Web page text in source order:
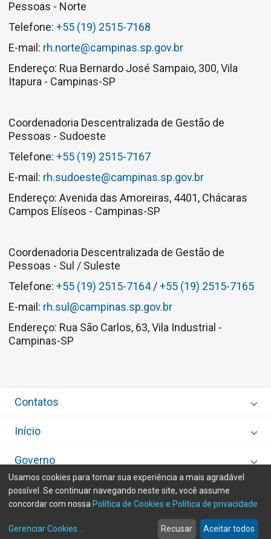
Pessoas - Norte
Telefone: +55 (19) 2515-7168
E-mail: rh.norte@campinas.sp.gov.br
Endereço: Rua Bernardo José Sampaio, 300, Vila
Itapura - Campinas-SP
Coordenadoria Descentralizada de Gestão de
Pessoas - Sudoeste
Telefone: +55 (19) 2515-7167
E-mail: rh.sudoeste@campinas.sp.gov.br
Endereço: Avenida das Amoreiras, 4401, Chácaras
Campos Elíseos - Campinas-SP
Coordenadoria Descentralizada de Gestão de
Pessoas - Sul / Suleste
Telefone: +55 (19) 2515-7164/+55 (19) 2515-7165
E-mail: rh.sul@campinas.sp.gov.br
Endereço: Rua São Carlos, 63, Vila Industrial -
Campinas-SP
Contatos
Início
Governo
Desenvolvido porIMA - Informática de Municípios Associados
web more_horiz
Usamos cookies para tornar sua experiência a mais agradável
possível. Se continuar navegando neste site, você assume
concordar com nossa Política de Cookies e Política de privacidade
Gerenciar Cookies... Recusar Aceitar todos
Olá, como posso te
ajudar?